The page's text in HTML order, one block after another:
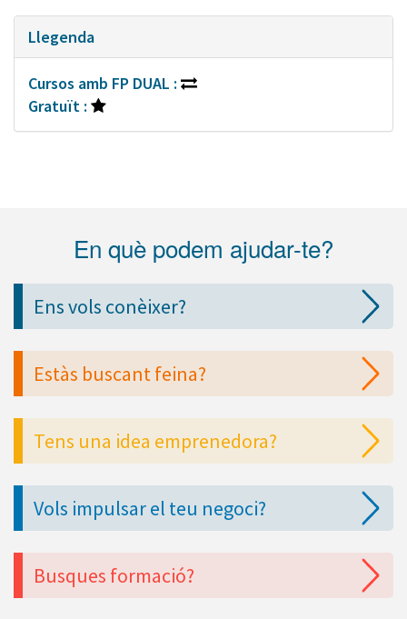
Llegenda
Cursos amb FP DUAL :
Gratuït :
En què podem ajudar-te?
Ens vols conèixer?
Estàs buscant feina?
Tens una idea emprenedora?
Vols impulsar el teu negoci?
Busques formació?